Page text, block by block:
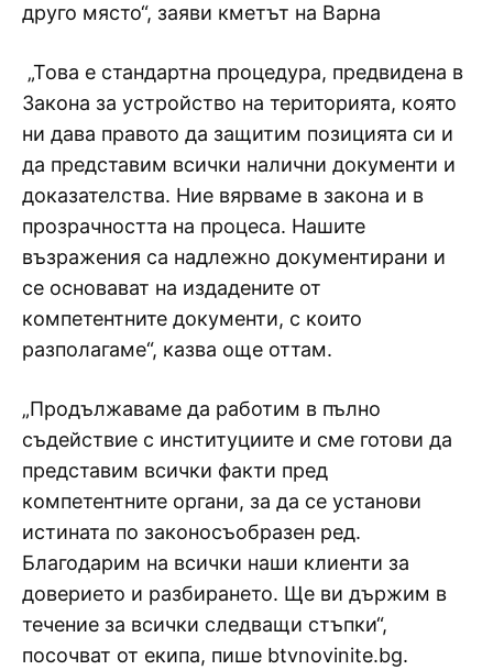
друго място“, заяви кметът на Варна
„Това е стандартна процедура, предвидена в
Закона за устройство на територията, която
ни дава правото да защитим позицията си и
да представим всички налични документи и
доказателства. Ние вярваме в закона и в
прозрачността на процеса. Нашите
възражения са надлежно документирани и
се основават на издадените от
компетентните документи, с които
разполагаме“, казва още оттам.
„Продължаваме да работим в пълно
съдействие с институциите и сме готови да
представим всички факти пред
компетентните органи, за да се установи
истината по законосъобразен ред.
Благодарим на всички наши клиенти за
доверието и разбирането. Ще ви държим в
течение за всички следващи стъпки“,
посочват от екипа, пише btvnovinite.bg.